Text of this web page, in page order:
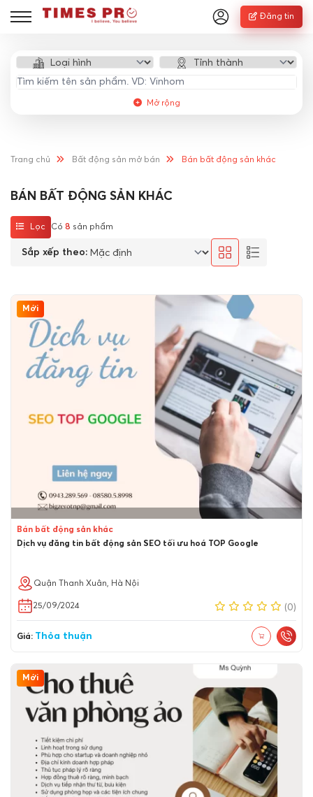
Đăng tin
Mở rộng
Trang chủ Bất động sản mở bán Bán bất động sản khác
BÁN BẤT ĐỘNG SẢN KHÁC
Lọc Có 8 sản phẩm
Sắp xếp theo:
Mới
Bán bất động sản khác
Dịch vụ đăng tin bất động sản SEO tối ưu hoá TOP Google
Quận Thanh Xuân, Hà Nội
25/09/2024 (0)
Giá: Thỏa thuận
Mới